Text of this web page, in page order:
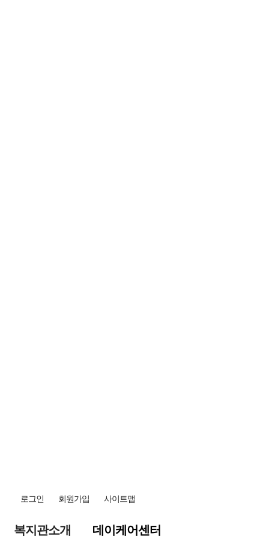
복지관소개 데이케어센터
로그인 회원가입 사이트맵